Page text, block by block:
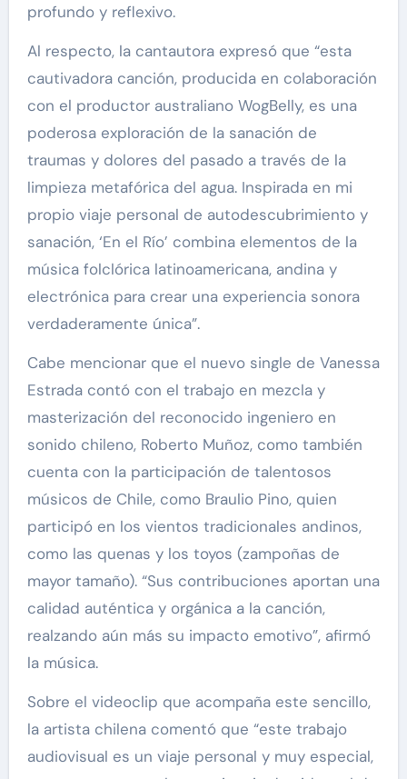
profundo y reflexivo.
Al respecto, la cantautora expresó que “esta
cautivadora canción, producida en colaboración
con el productor australiano WogBelly, es una
poderosa exploración de la sanación de
traumas y dolores del pasado a través de la
limpieza metafórica del agua. Inspirada en mi
propio viaje personal de autodescubrimiento y
sanación, ‘En el Río’ combina elementos de la
música folclórica latinoamericana, andina y
electrónica para crear una experiencia sonora
verdaderamente única”.
Cabe mencionar que el nuevo single de Vanessa
Estrada contó con el trabajo en mezcla y
masterización del reconocido ingeniero en
sonido chileno, Roberto Muñoz, como también
cuenta con la participación de talentosos
músicos de Chile, como Braulio Pino, quien
participó en los vientos tradicionales andinos,
como las quenas y los toyos (zampoñas de
mayor tamaño). “Sus contribuciones aportan una
calidad auténtica y orgánica a la canción,
realzando aún más su impacto emotivo”, afirmó
la música.
Sobre el videoclip que acompaña este sencillo,
la artista chilena comentó que “este trabajo
audiovisual es un viaje personal y muy especial,